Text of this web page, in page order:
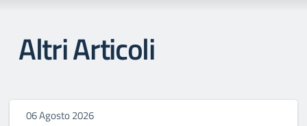
Altri Articoli
06 Agosto 2026